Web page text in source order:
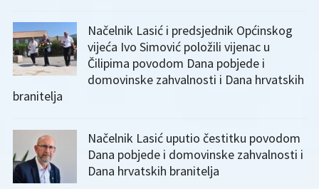
Načelnik Lasić i predsjednik Općinskog
vijeća Ivo Simović položili vijenac u
Čilipima povodom Dana pobjede i
domovinske zahvalnosti i Dana hrvatskih
branitelja
Načelnik Lasić uputio čestitku povodom
Dana pobjede i domovinske zahvalnosti i
Dana hrvatskih branitelja